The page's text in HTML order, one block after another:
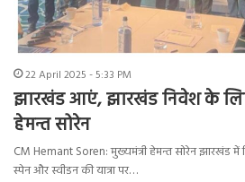
22 April 2025 - 5:33 PM
झारखंड आएं, झारखंड निवेश के
हेमन्त सोरेन
CM Hemant Soren: मुख्यमंत्री हेमन्त सोरेन झारखंड
स्पेन और स्वीडन की यात्रा पर…